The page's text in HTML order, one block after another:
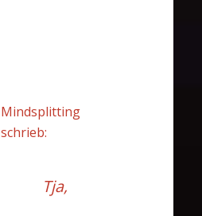
Mindsplitting
schrieb:
Tja,